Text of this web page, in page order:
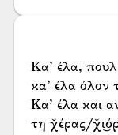
Κα’ έλα,
κα’ έλα όλον
Κα’ έλα και
τη χ̌έρας/